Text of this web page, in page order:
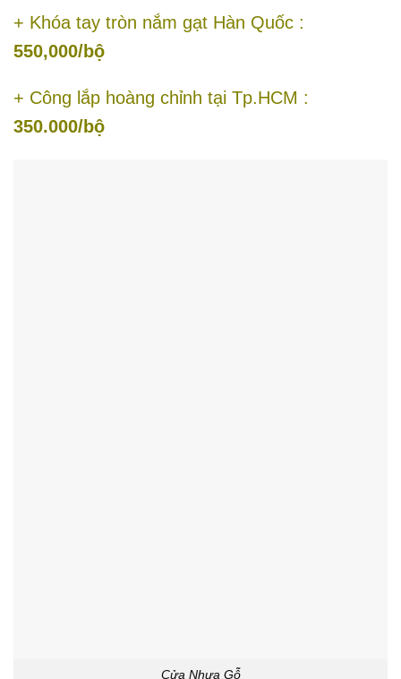
+ Khóa tay tròn nắm gạt Hàn Quốc :
550,000/bộ
+ Công lắp hoàng chỉnh tại Tp.HCM :
350.000/bộ
Cửa Nhựa Gỗ